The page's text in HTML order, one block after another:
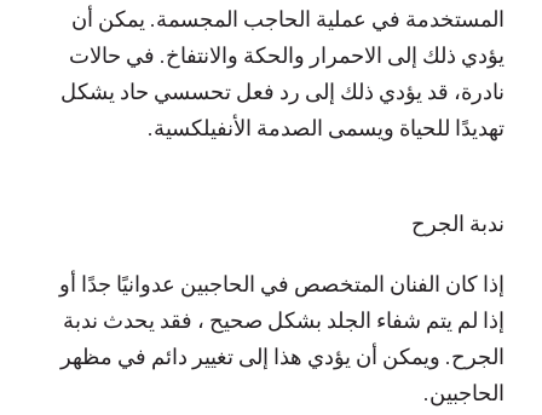
المستخدمة في عملية الحاجب المجسمة. يمكن أن
يؤدي ذلك إلى الاحمرار والحكة والانتفاخ. في حالات
نادرة، قد يؤدي ذلك إلى رد فعل تحسسي حاد يشكل
تهديدًا للحياة ويسمى الصدمة الأنفيلكسية.
ندبة الجرح
إذا كان الفنان المتخصص في الحاجبين عدوانيًا جدًا أو
إذا لم يتم شفاء الجلد بشكل صحيح ، فقد يحدث ندبة
الجرح. ويمكن أن يؤدي هذا إلى تغيير دائم في مظهر
الحاجبين.